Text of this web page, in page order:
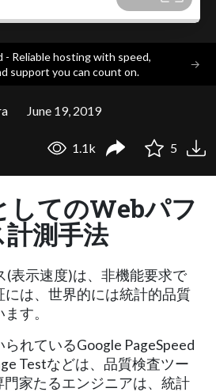
- Reliable hosting with speed,
support you can count on.
→
June 19, 2019
1.1k 5
してのWebパフ
測手法
(表示速度)は、非機能要求で
には、世界的には統計的品質
す。
れているGoogle PageSpeed
Testなどは、品質検査ツー
家たるエンジニアは、統計